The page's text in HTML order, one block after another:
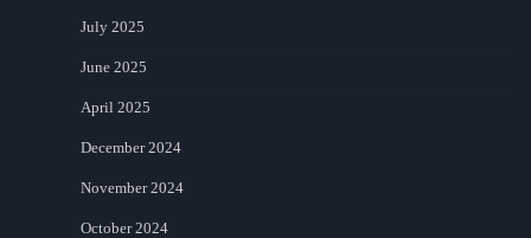
July 2025
June 2025
April 2025
December 2024
November 2024
October 2024